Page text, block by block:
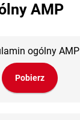
AMP
ogólny AMP
Pobierz